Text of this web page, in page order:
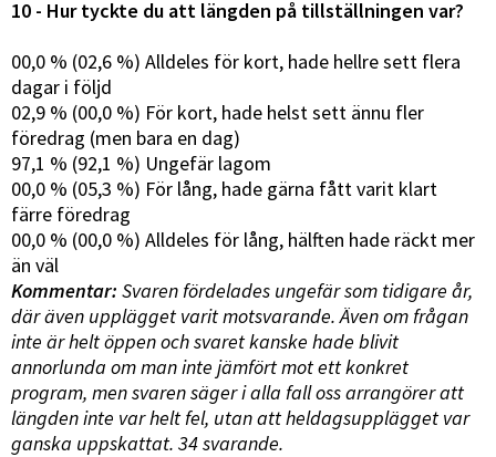
10 - Hur tyckte du att längden på tillställningen var?
00,0 % (02,6 %) Alldeles för kort, hade hellre sett flera
dagar i följd
02,9 % (00,0 %) För kort, hade helst sett ännu fler
föredrag (men bara en dag)
97,1 % (92,1 %) Ungefär lagom
00,0 % (05,3 %) För lång, hade gärna fått varit klart
färre föredrag
00,0 % (00,0 %) Alldeles för lång, hälften hade räckt mer
än väl
Kommentar: Svaren fördelades ungefär som tidigare år,
där även upplägget varit motsvarande. Även om frågan
inte är helt öppen och svaret kanske hade blivit
annorlunda om man inte jämfört mot ett konkret
program, men svaren säger i alla fall oss arrangörer att
längden inte var helt fel, utan att heldagsupplägget var
ganska uppskattat. 34 svarande.